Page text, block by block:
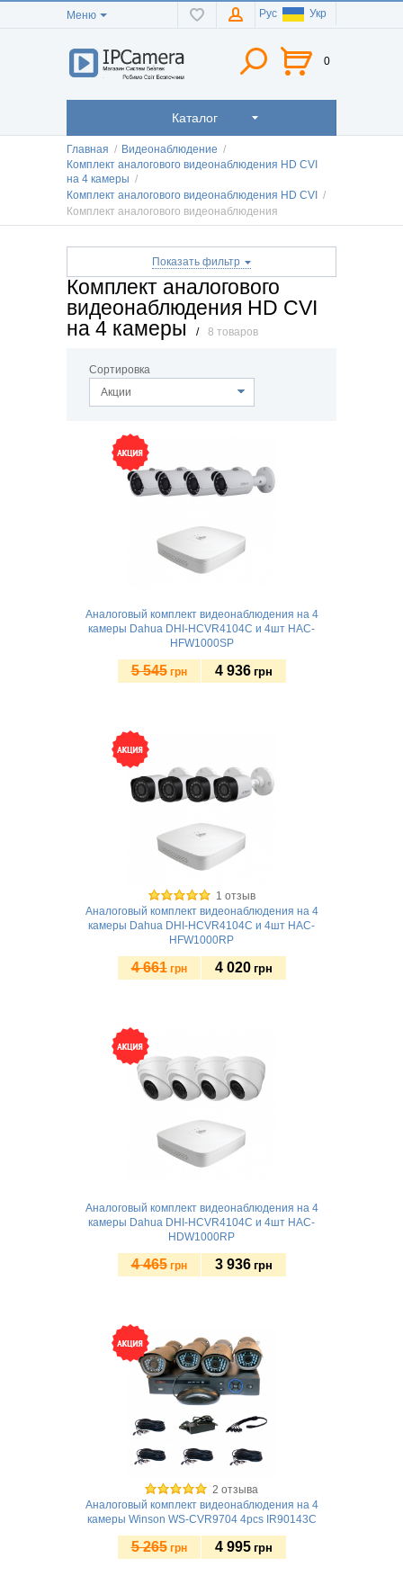
Меню Рус Укр
0
Каталог
Главная / Видеонаблюдение /
Комплект аналогового видеонаблюдения HD CVI
на 4 камеры /
Комплект аналогового видеонаблюдения HD CVI
/
Комплект аналогового видеонаблюдения
Показать фильтр
Комплект аналогового
видеонаблюдения HD CVI
на 4 камеры
/ 8 товаров
Сортировка
Акции
Аналоговый комплект видеонаблюдения на 4
камеры Dahua DHI-HCVR4104C и 4шт HAC-
HFW1000SP
5 545 грн 4 936 грн
1 отзыв
Аналоговый комплект видеонаблюдения на 4
камеры Dahua DHI-HCVR4104C и 4шт HAC-
HFW1000RP
4 661 грн 4 020 грн
Аналоговый комплект видеонаблюдения на 4
камеры Dahua DHI-HCVR4104C и 4шт HAC-
HDW1000RP
4 465 грн 3 936 грн
2 отзыва
Аналоговый комплект видеонаблюдения на 4
камеры Winson WS-CVR9704 4pcs IR90143C
5 265 грн 4 995 грн